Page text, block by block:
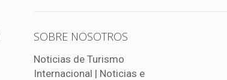
SOBRE NOSOTROS
Noticias de Turismo
Internacional | Noticias e